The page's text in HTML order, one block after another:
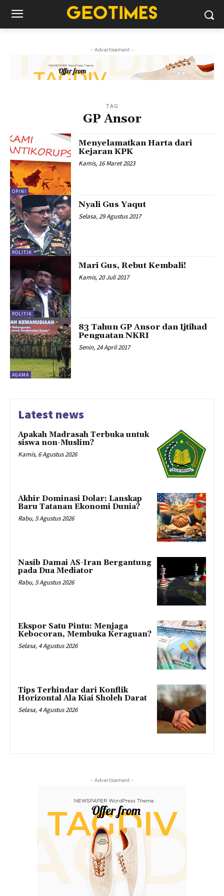
- Advertisement -
TAG
GP Ansor
OPINI
Menyelamatkan Harta dari
Kejaran KPK
Kamis, 16 Maret 2023
POLITIK
Nyali Gus Yaqut
Selasa, 29 Agustus 2017
POLITIK
Mari Gus, Rebut Kembali!
Kamis, 20 Juli 2017
AGAMA
83 Tahun GP Ansor dan Ijtihad
Penguatan NKRI
Senin, 24 April 2017
Latest news
Apakah Madrasah Terbuka untuk
siswa non-Muslim?
Kamis, 6 Agustus 2026
Akhir Dominasi Dolar: Lanskap
Baru Tatanan Ekonomi Dunia?
Rabu, 5 Agustus 2026
Nasib Damai AS-Iran Bergantung
pada Dua Mediator
Rabu, 5 Agustus 2026
Ekspor Satu Pintu: Menjaga
Kebocoran, Membuka Keraguan?
Selasa, 4 Agustus 2026
Tips Terhindar dari Konflik
Horizontal Ala Kiai Sholeh Darat
Selasa, 4 Agustus 2026
- Advertisement -